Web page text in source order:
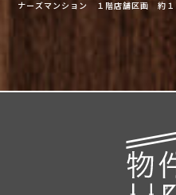
ナーズマンション １階店舗区画 約１